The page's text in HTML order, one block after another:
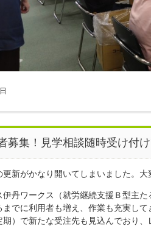
募集！見学相談随時受け付け
更新がかなり開いてしまいました。大
伊丹ワークス（就労継続支援Ｂ型主
までに利用者も増え、作業も充実し
期）で新たな受注先も見込んでおり